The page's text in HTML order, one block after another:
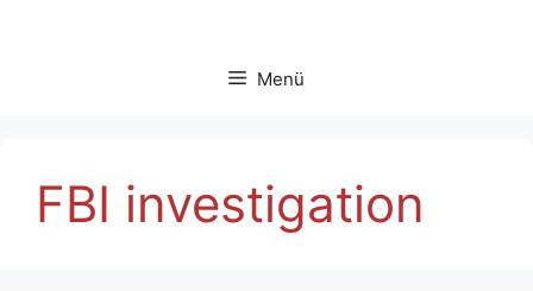
Menü
FBI investigation